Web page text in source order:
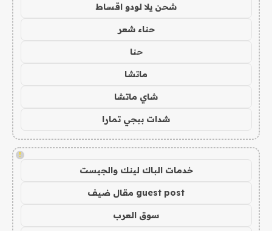
شحن يلا لودو اقساط
حناء شعر
حنا
ماتشا
شاي ماتشا
شدات ببجي تمارا
!
خدمات الباك لينك والجيست
guest post مقال ضيف
سوق العرب